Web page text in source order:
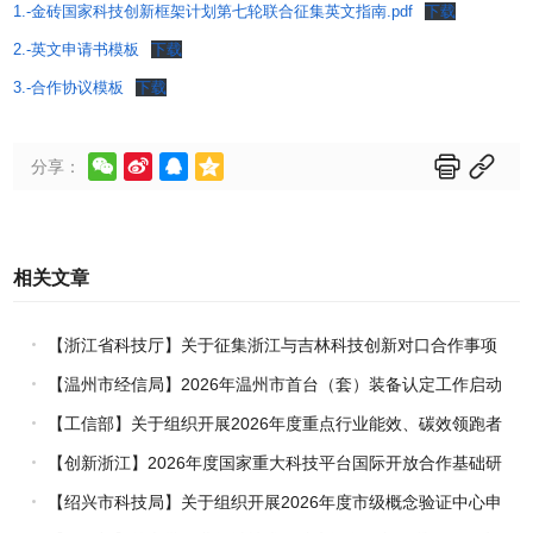
1.-金砖国家科技创新框架计划第七轮联合征集英文指南.pdf 下载
2.-英文申请书模板 下载
3.-合作协议模板 下载
分享：      
相关文章
【浙江省科技厅】关于征集浙江与吉林科技创新对口合作事项
的通知【温州市经信局】2026年温州市首台（套）装备认定工作启动
【工信部】关于组织开展2026年度重点行业能效、碳效领跑者
企业推荐工作的通知
【创新浙江】2026年度国家重大科技平台国际开放合作基础研
究专项（试点）项目指南
【绍兴市科技局】关于组织开展2026年度市级概念验证中心申